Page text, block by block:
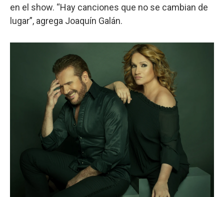
en el show. “Hay canciones que no se cambian de
lugar”, agrega Joaquín Galán.